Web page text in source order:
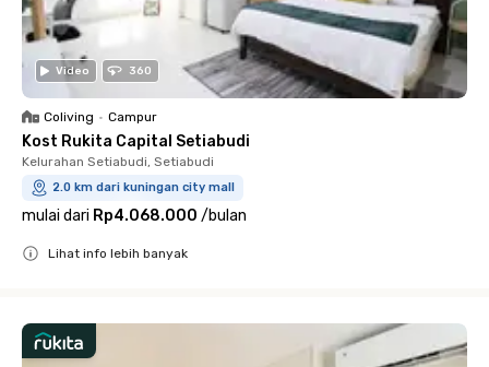
Video 360
Coliving • Campur
Kost Rukita Capital Setiabudi
Kelurahan Setiabudi, Setiabudi
2.0 km dari kuningan city mall
mulai dari Rp4.068.000 /bulan
Lihat info lebih banyak